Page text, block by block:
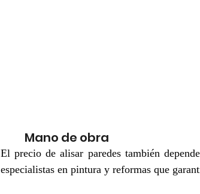
Mano de obra
El precio de alisar paredes también
especialistas en pintura y reformas que